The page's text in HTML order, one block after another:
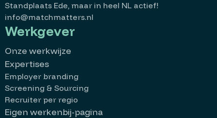
Standplaats Ede, maar in heel NL actief!
info@matchmatters.nl
Werkgever
Onze werkwijze
Expertises
Employer branding
Screening & Sourcing
Recruiter per regio
Eigen werkenbij-pagina